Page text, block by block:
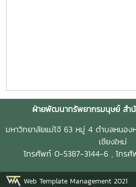
ฝ่ายพัฒนาทรัพยากรมนุษย์ สำ
มหาวิทยาลัยแม่โจ้ 63 หมู่ 4 ตำบลหนอง
เชียงใหม่
โทรศัพท์ 0-5387-3144-6 , โทรศั
Web Template Management 2021